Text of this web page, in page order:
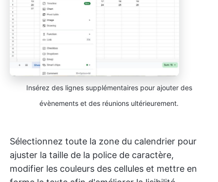
Insérez des lignes supplémentaires pour ajouter des
évènements et des réunions ultérieurement.
Sélectionnez toute la zone du calendrier pour
ajuster la taille de la police de caractère,
modifier les couleurs des cellules et mettre en